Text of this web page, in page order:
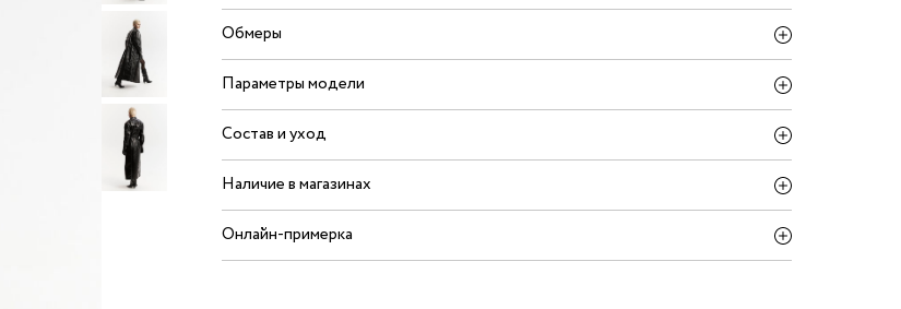
Обмеры
Параметры модели
Состав и уход
Наличие в магазинах
Онлайн-примерка